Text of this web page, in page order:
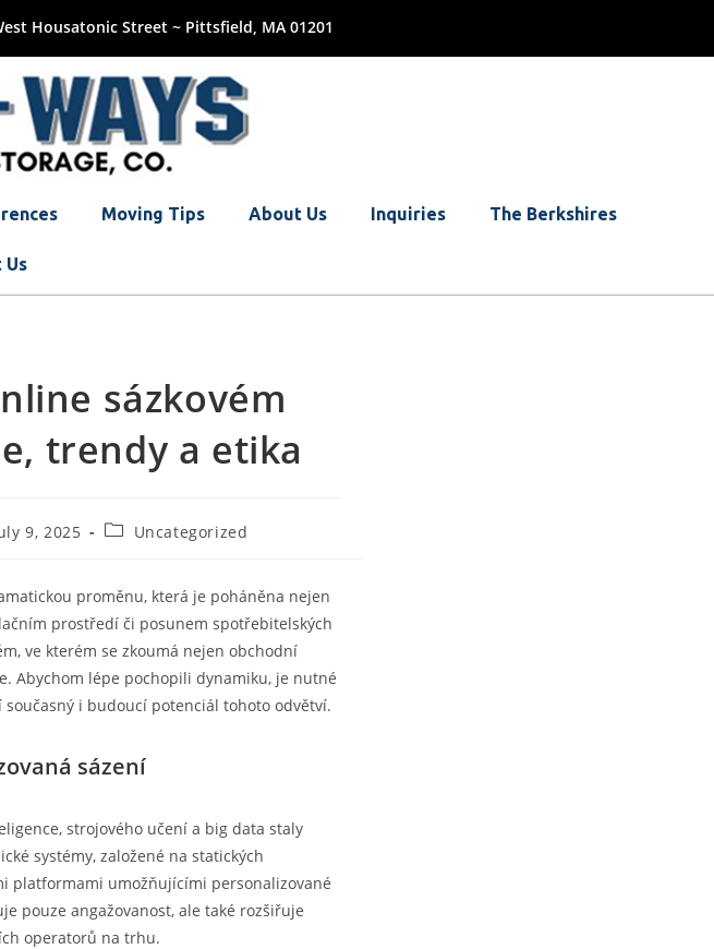
Housatonic Street ~ Pittsfield, MA 01201
Moving Tips About Us Inquiries The Berkshires
Us
sázkovém
trendy a etika
9, 2025 Uncategorized
proměnu, která je poháněna nejen
prostředí či posunem spotřebitelských
ve kterém se zkoumá nejen obchodní
Abychom lépe pochopili dynamiku, je nutné
i budoucí potenciál tohoto odvětví.
sázení
strojového učení a big data staly
systémy, založené na statických
platformami umožňujícími personalizované
pouze angažovanost, ale také rozšiřuje
operatorů na trhu.